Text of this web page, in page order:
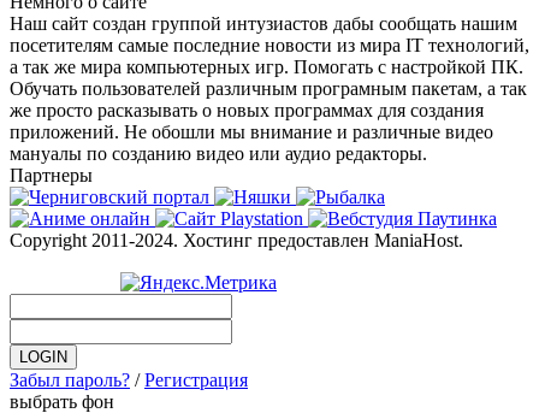
Наш сайт создан группой интузиастов дабы сообщать нашим
посетителям самые последние новости из мира IT технологий,
а так же мира компьютерных игр. Помогать с настройкой ПК.
Обучать пользователей различным програмным пакетам, а так
же просто расказывать о новых программах для создания
приложений. Не обошли мы внимание и различные видео
мануалы по созданию видео или аудио редакторы.
Партнеры
Copyright 2011-2024. Хостинг предоставлен ManiaHost.
Забыл пароль? /Регистрация
выбрать фон